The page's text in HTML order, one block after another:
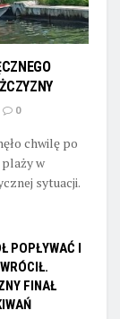
0
chwilę po
plaży w
sytuacji.
POPŁYWAĆ I
FINAŁ